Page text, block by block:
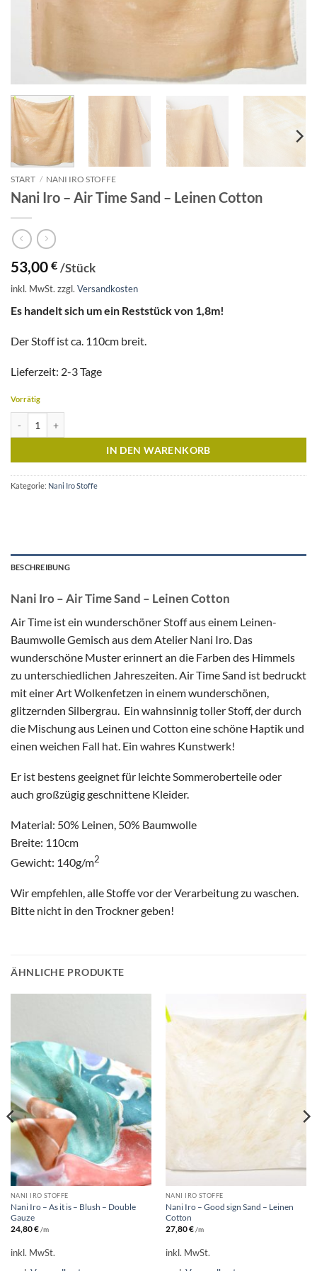
START / NANI IRO STOFFE
Nani Iro – Air Time Sand – Leinen Cotton
53,00 € /Stück
inkl. MwSt. zzgl. Versandkosten
Es handelt sich um ein Reststück von 1,8m!
Der Stoff ist ca. 110cm breit.
Lieferzeit: 2-3 Tage
Vorrätig
IN DEN WARENKORB
Kategorie: Nani Iro Stoffe
BESCHREIBUNG
Nani Iro – Air Time Sand – Leinen Cotton
Air Time ist ein wunderschöner Stoff aus einem Leinen-
Baumwolle Gemisch aus dem Atelier Nani Iro. Das
wunderschöne Muster erinnert an die Farben des Himmels
zu unterschiedlichen Jahreszeiten. Air Time Sand ist bedruckt
mit einer Art Wolkenfetzen in einem wunderschönen,
glitzernden Silbergrau. Ein wahnsinnig toller Stoff, der durch
die Mischung aus Leinen und Cotton eine schöne Haptik und
einen weichen Fall hat. Ein wahres Kunstwerk!
Er ist bestens geeignet für leichte Sommeroberteile oder
auch großzügig geschnittene Kleider.
Material: 50% Leinen, 50% Baumwolle
Breite: 110cm
Gewicht: 140g/m2
Wir empfehlen, alle Stoffe vor der Verarbeitung zu waschen.
Bitte nicht in den Trockner geben!
ÄHNLICHE PRODUKTE
NANI IRO STOFFE
Nani Iro – As it is – Blush – Double
Gauze
24,80€/m
inkl. MwSt.
NANI IRO STOFFE
Nani Iro – Good sign Sand – Leinen
Cotton
27,80€/m
inkl. MwSt.